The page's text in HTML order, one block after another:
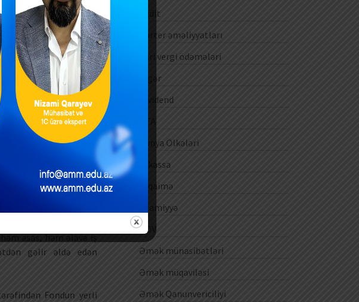
müvəqqəti itirilməsi
tərəfindən ödənilməli
üçün işçi əmək
əsas iş yeri üzrə
surətini əlavə
müavinətin ödənilməsi
müharibə ilə əlaqədar
vahid əlaqələndirmə
əsas, həm əlavə iş
gəlir əldə edən
Fondun yerli
Audit
Barter əməliyyatları
Cari vergi ödəmələri
Digər
Dividend
Dünya Ölkələri
E-kassa
E-qaimə
Ezamiyyə
ƏDV
Əmək münasibətləri
Əmək müqaviləsi
Əmək Qanunvericiliyi